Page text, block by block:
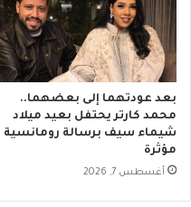
بعد عودتهما إلى بعضهما..
محمد كارتر يحتفل بعيد ميلاد
شيماء سيف برسالة رومانسية
مؤثرة
أغسطس 7, 2026